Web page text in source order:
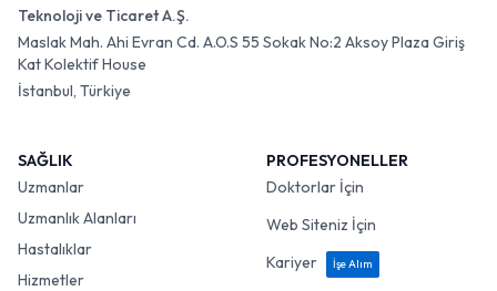
Teknoloji ve Ticaret A.Ş.
Maslak Mah. Ahi Evran Cd. A.O.S 55 Sokak No:2 Aksoy Plaza Giriş
Kat Kolektif House
İstanbul, Türkiye
SAĞLIK
Uzmanlar
Uzmanlık Alanları
Hastalıklar
Hizmetler
PROFESYONELLER
Doktorlar İçin
Web Siteniz İçin
Kariyer
İşe Alım